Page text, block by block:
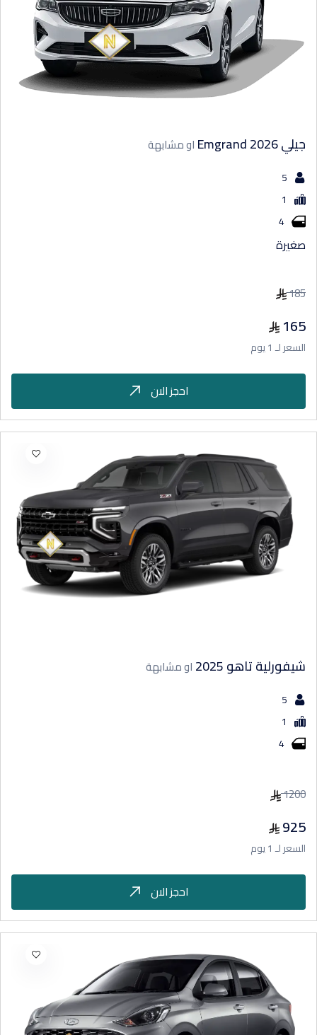
جيلي Emgrand 2026 او مشابهة
5
1
4
صغيرة
185
165
السعر لـ 1 يوم
احجز الان
شيفورلية تاهو 2025 او مشابهة
5
1
4
1200
925
السعر لـ 1 يوم
احجز الان